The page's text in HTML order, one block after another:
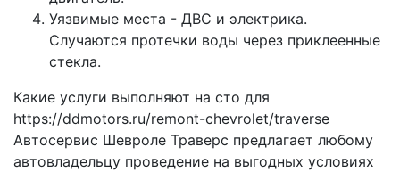
Уязвимые места - ДВС и электрика.
Случаются протечки воды через приклеенные
стекла.
Какие услуги выполняют на сто для
https://ddmotors.ru/remont-chevrolet/traverse
Автосервис Шевроле Траверс предлагает любому
автовладельцу проведение на выгодных условиях